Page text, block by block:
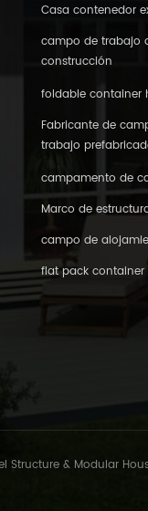
Casa contenedor
campo de trabajo
construcción
foldable container
Fabricante de
trabajo
campamento de
Marco de
campo de
flat pack container
Structure & Modular